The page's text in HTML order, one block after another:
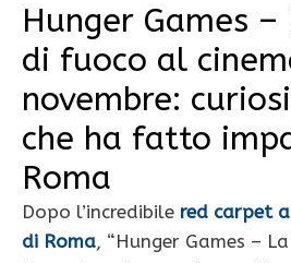
Hunger Games –
di fuoco al
novembre:
che ha fatto
Roma
Dopo l’incredibile red carpet
di Roma, “Hunger Games –